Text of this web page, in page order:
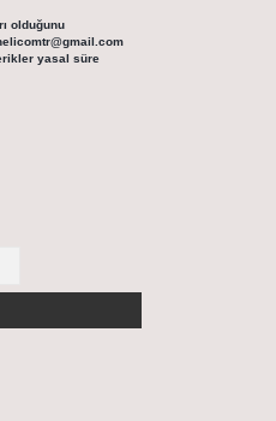
olduğunu
yasal süre